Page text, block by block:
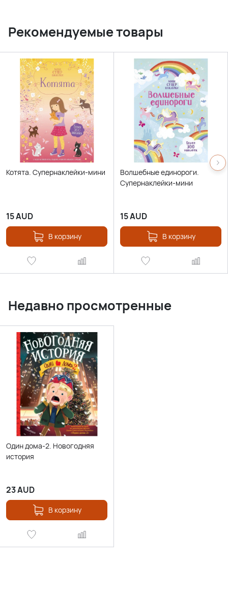
Рекомендуемые товары
Котята. Супернаклейки-мини
15AUD
В корзину
Волшебные единороги.
Супернаклейки-мини
15AUD
В корзину
Недавно просмотренные
Один дома-2. Новогодняя
история
23AUD
В корзину